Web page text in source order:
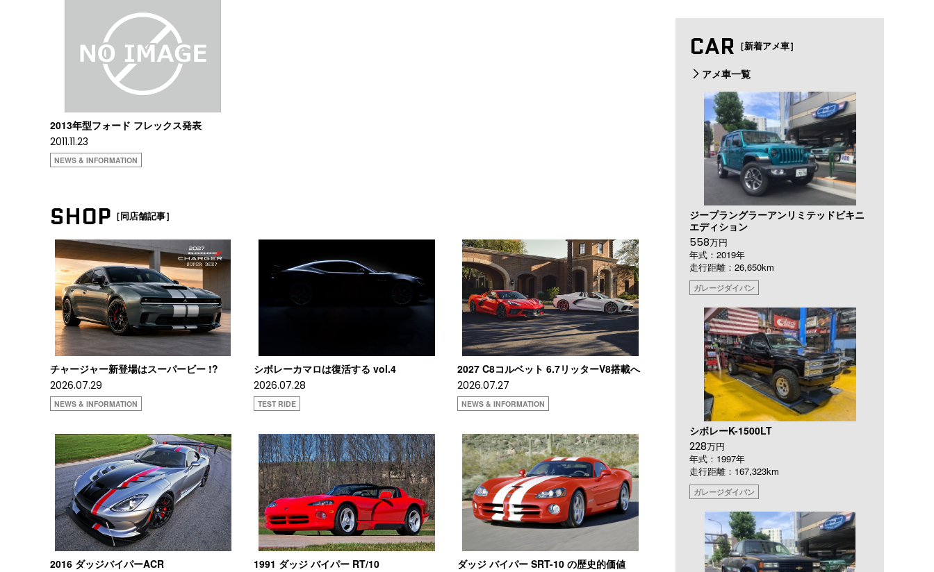
2013年型フォード フレックス発表
2011.11.23
NEWS & INFORMATION
SHOP ［同店舗記事］
チャージャー新登場はスーパービー !?
2026.07.29
NEWS & INFORMATION
シボレーカマロは復活する vol.4
2026.07.28
TEST RIDE
2027 C8コルベット 6.7リッターV8搭載へ
2026.07.27
NEWS & INFORMATION
2016 ダッジバイパーACR
1991 ダッジ バイパー RT/10
ダッジ バイパー SRT-10 の歴史的価値
CAR ［新着アメ車］
アメ車一覧
ジープラングラーアンリミテッドビキニ
エディション
558万円
年式：2019年
走行距離：26,650km
ガレージダイバン
シボレーK-1500LT
228万円
年式：1997年
走行距離：167,323km
ガレージダイバン